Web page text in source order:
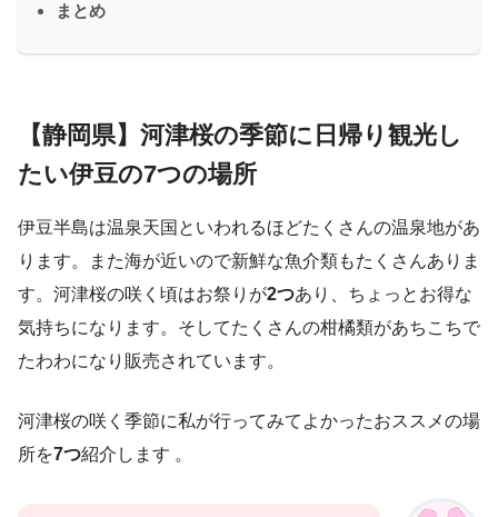
まとめ
【静岡県】河津桜の季節に日帰り観光し
たい伊豆の7つの場所
伊豆半島は温泉天国といわれるほどたくさんの温泉地があ
ります。また海が近いので新鮮な魚介類もたくさんありま
す。河津桜の咲く頃はお祭りが2つあり、ちょっとお得な
気持ちになります。そしてたくさんの柑橘類があちこちで
たわわになり販売されています。
河津桜の咲く季節に私が行ってみてよかったおススメの場
所を7つ紹介します 。